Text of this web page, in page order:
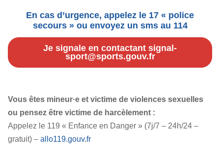
En cas d’urgence, appelez le 17 « police
secours » ou envoyez un sms au 114
Je signale en contactant signal-
sport@sports.gouv.fr
Vous êtes mineur·e et victime de violences sexuelles
ou pensez être victime de harcèlement :
Appelez le 119 « Enfance en Danger » (7j/7 – 24h/24 –
gratuit) – allo119.gouv.fr